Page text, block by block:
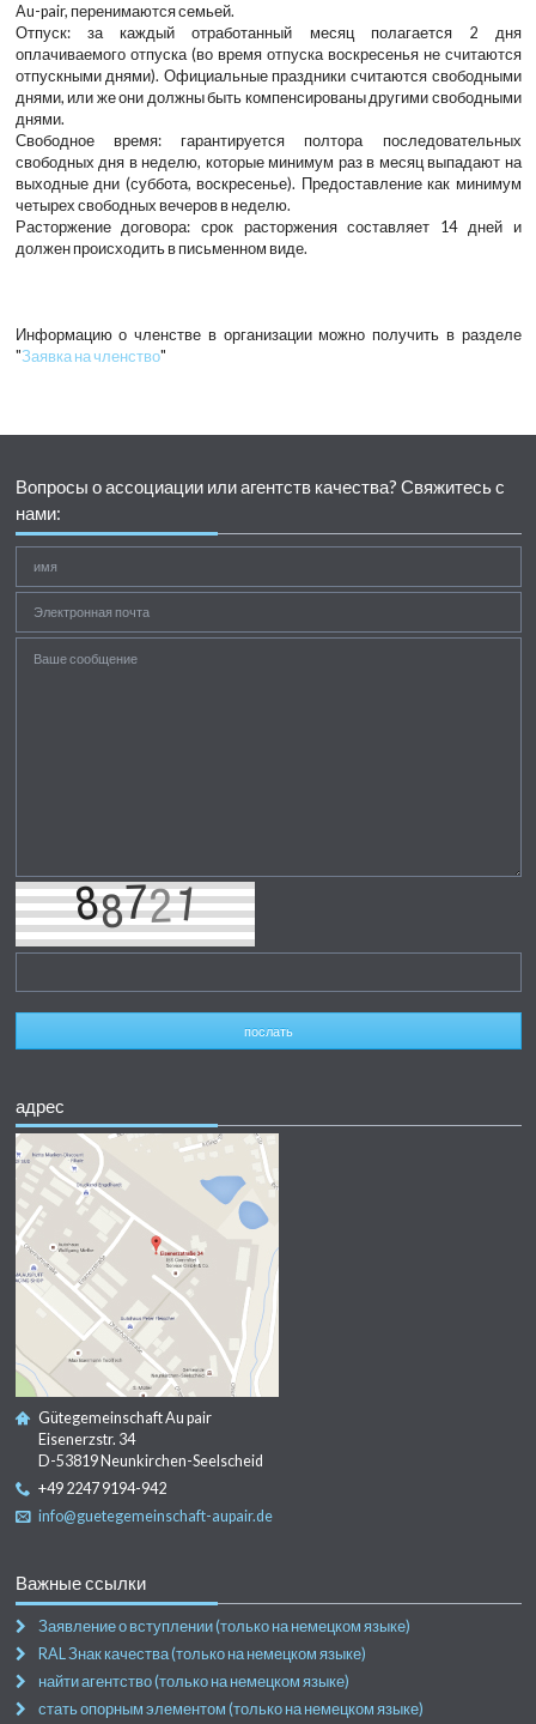
Au-pair, перенимаются семьей.
Отпуск: за каждый отработанный месяц полагается 2 дня
оплачиваемого отпуска (во время отпуска воскресенья не считаются
отпускными днями). Официальные праздники считаются свободными
днями, или же они должны быть компенсированы другими свободными
днями.
Свободное время: гарантируется полтора последовательных
свободных дня в неделю, которые минимум раз в месяц выпадают на
выходные дни (суббота, воскресенье). Предоставление как минимум
четырех свободных вечеров в неделю.
Расторжение договора: срок расторжения составляет 14 дней и
должен происходить в письменном виде.
Информацию о членстве в организации можно получить в разделе
"Заявка на членство"
Вопросы о ассоциации или агентств качества? Свяжитесь с
нами:
послать
адрес
Gütegemeinschaft Au pair
Eisenerzstr. 34
D-53819 Neunkirchen-Seelscheid
+49 2247 9194-942
info@guetegemeinschaft-aupair.de
Важные ссылки
Заявление о вступлении (только на немецком языке)
RAL Знак качества (только на немецком языке)
найти агентство (только на немецком языке)
стать опорным элементом (только на немецком языке)